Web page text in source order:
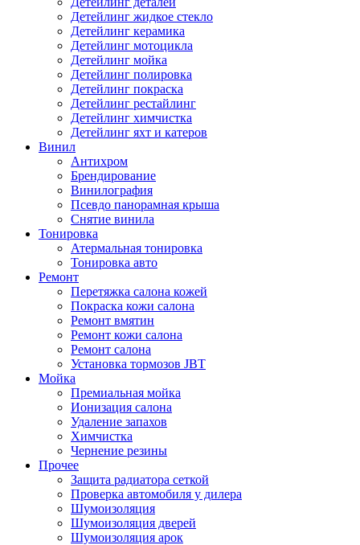
Детейлинг жидкое стекло
Детейлинг керамика
Детейлинг мотоцикла
Детейлинг мойка
Детейлинг полировка
Детейлинг покраска
Детейлинг рестайлинг
Детейлинг химчистка
Детейлинг яхт и катеров
Винил
Антихром
Брендирование
Винилография
Псевдо панорамная крыша
Снятие винила
Тонировка
Атермальная тонировка
Тонировка авто
Ремонт
Перетяжка салона кожей
Покраска кожи салона
Ремонт вмятин
Ремонт кожи салона
Ремонт салона
Установка тормозов JBT
Мойка
Премиальная мойка
Ионизация салона
Удаление запахов
Химчистка
Чернение резины
Прочее
Защита радиатора сеткой
Проверка автомобиля у дилера
Шумоизоляция
Шумоизоляция дверей
Шумоизоляция арок